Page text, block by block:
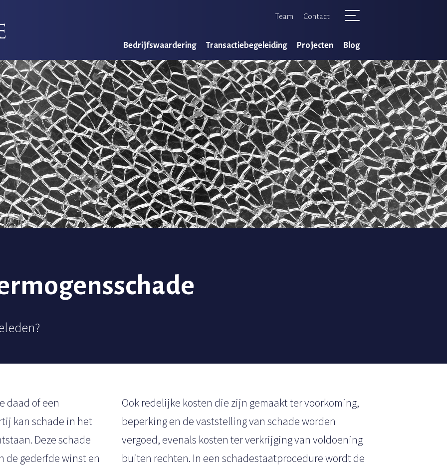
Team Contact
Bedrijfswaardering Transactiebegeleiding Projecten Blog
daad of een
kan schade in het
Deze schade
de gederfde winst en
Ook redelijke kosten die zijn gemaakt ter voorkoming,
beperking en de vaststelling van schade worden
vergoed, evenals kosten ter verkrijging van voldoening
buiten rechten. In een schadestaatprocedure wordt de